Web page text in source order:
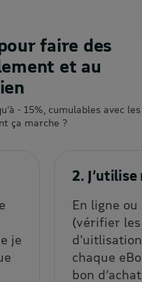
faire des
et au
- 15%, cumulables avec les
ça marche ?
je
2.
En ligne
(vérifier
chaque
bon